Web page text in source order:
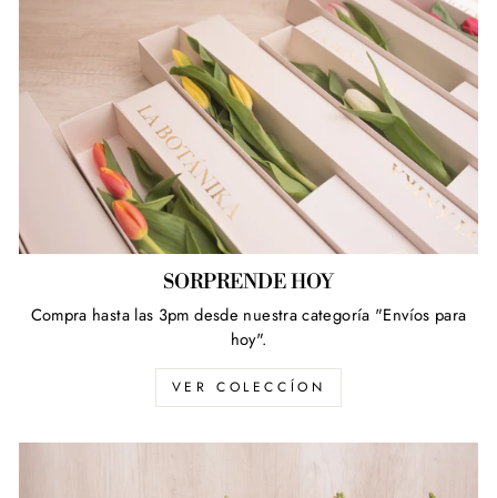
SORPRENDE HOY
Compra hasta las 3pm desde nuestra categoría "Envíos para
hoy".
VER COLECCÍON